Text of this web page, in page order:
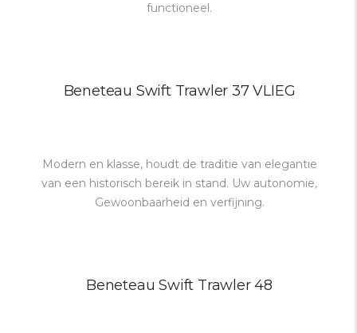
functioneel.
Beneteau Swift Trawler 37 VLIEG
Modern en klasse, houdt de traditie van elegantie
van een historisch bereik in stand. Uw autonomie,
Gewoonbaarheid en verfijning.
Beneteau Swift Trawler 48